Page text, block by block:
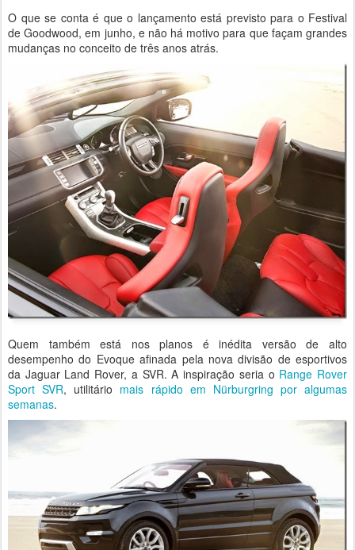
O que se conta é que o lançamento está previsto para o Festival
de Goodwood, em junho, e não há motivo para que façam grandes
mudanças no conceito de três anos atrás.
Quem também está nos planos é inédita versão de alto
desempenho do Evoque afinada pela nova divisão de esportivos
da Jaguar Land Rover, a SVR. A inspiração seria o Range Rover
Sport SVR, utilitário mais rápido em Nürburgring por algumas
semanas.